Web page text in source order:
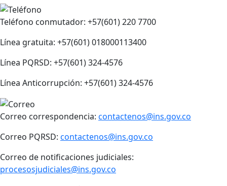
Teléfono conmutador: +57(601) 220 7700
Línea gratuita: +57(601) 018000113400
Línea PQRSD: +57(601) 324-4576
Línea Anticorrupción: +57(601) 324-4576
Correo correspondencia: contactenos@ins.gov.co
Correo PQRSD: contactenos@ins.gov.co
Correo de notificaciones judiciales:
procesosjudiciales@ins.gov.co